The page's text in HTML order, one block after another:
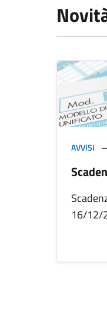
AVVISI
16/12/